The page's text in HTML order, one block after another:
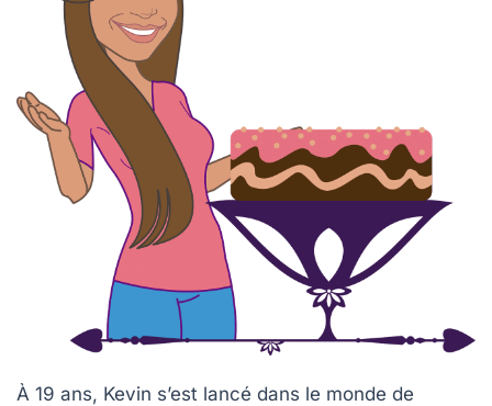
À 19 ans, Kevin s’est lancé dans le monde de